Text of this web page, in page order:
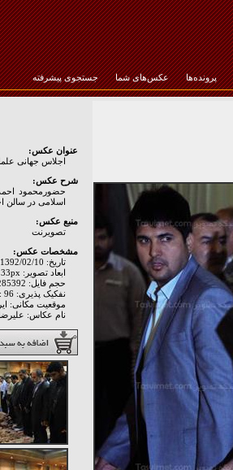
پرونده‌ها عکس‌های شما جستجوی پیشرفته
عنوان عکس:
اجلاس جهانی
شرح عکس:
حضورمحمود
اسلامی در سالن
منبع عکس:
تصويرنت
مشخصات عکس:
تاریخ: 1392/02/10
ابعاد تصویر: 3200px * 2133px
حجم فایل: 285392 Byte
نفکیک پذیری: Hor: 96 - Ver: 96
موقعیت مکانی:
نام عکاس: